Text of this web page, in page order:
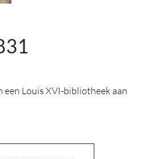
een Louis XVI-bibliotheek aan